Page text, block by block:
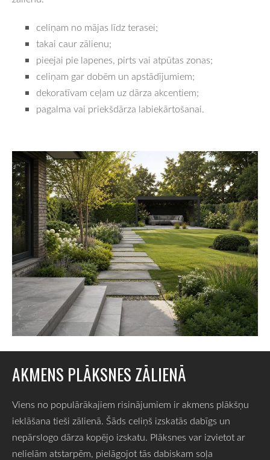
celiņam no mājas līdz terasei;
takai caur zālienu;
pieejai pie lapenes, pirts vai atpūtas zonas;
celiņam gar dobēm un apstādījumiem;
dekoratīvam ceļam uz dārza akcentiem;
pagalma vai priekšdārza labiekārtošanai.
AKMENS PLĀKSNES ZĀLIENĀ
Viens no populārākajiem risinājumiem ir akmens plākšņu
ieklāšana tieši zālienā. Šāds celiņš izskatās dabīgs un
nepārslogo dārza kopējo izskatu. Plāksnes var izvietot ar
nelielām atstarpēm, pielāgojot tās dabiskam soļa